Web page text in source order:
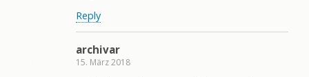
Reply
archivar
15. März 2018